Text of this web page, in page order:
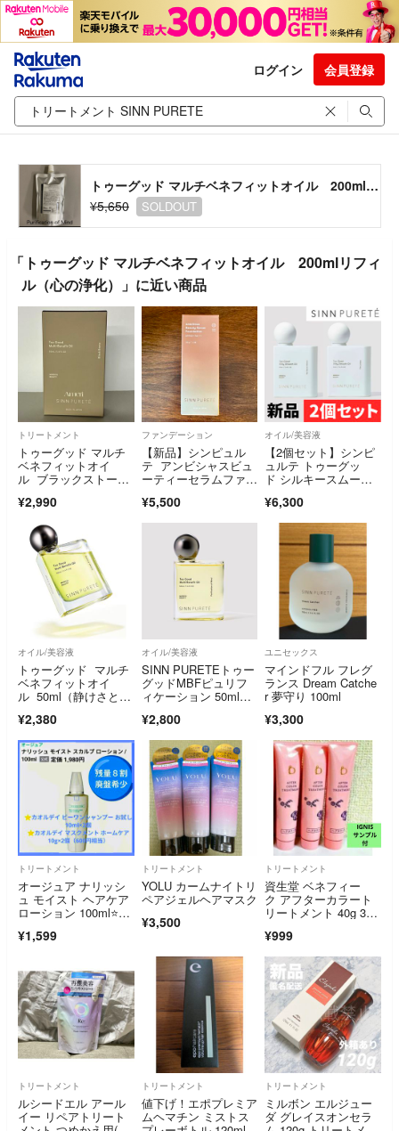
ログイン 会員登録
トゥーグッド マルチベネフィットオイル 200mlリフィル（心の浄化）
¥5,650
SOLDOUT
「トゥーグッド マルチベネフィットオイル 200mlリフィ
ル（心の浄化）」に近い商品
トリートメント
トゥーグッド マルチ
ベネフィットオイ
ル ブラックストーン
¥2,990
ファンデーション
【新品】シンピュル
テ アンビシャスビュ
ーティーセラムファン
¥5,500
オイル/美容液
【2個セット】シンピ
ュルテ トゥーグッ
ド シルキースムース
¥6,300
オイル/美容液
トゥーグッド マルチ
ベネフィットオイ
ル 50ml（静けさとエ
¥2,380
オイル/美容液
SINN PURETEトゥー
グッドMBFピュリフ
ィケーション 50mlオ
¥2,800
ユニセックス
マインドフル フレグ
ランス Dream Catche
r 夢守り 100ml
¥3,300
トリートメント
オージュア ナリッシ
ュ モイスト ヘアケア
ローション 100ml⭐️お
¥1,599
トリートメント
YOLU カームナイトリ
ペアジェルヘアマスク
¥3,500
トリートメント
資生堂 ベネフィー
ク アフターカラート
リートメント 40g 3本
ル付
¥999
トリートメント
ルシードエル アール
イー リペアトリート
トリートメント
値下げ！エポプレミア
ムヘマチン ミストス
トリートメント
ミルボン エルジュー
ダ グレイスオンセラ